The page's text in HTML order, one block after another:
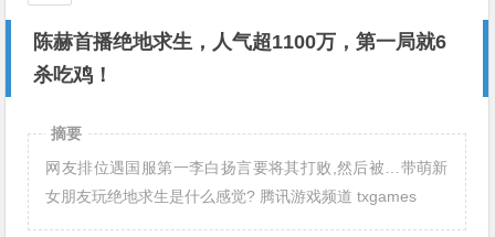
陈赫首播绝地求生，人气超1100万，第一局就6
杀吃鸡！
摘要
网友排位遇国服第一李白扬言要将其打败,然后被…带萌新
女朋友玩绝地求生是什么感觉? 腾讯游戏频道 txgames